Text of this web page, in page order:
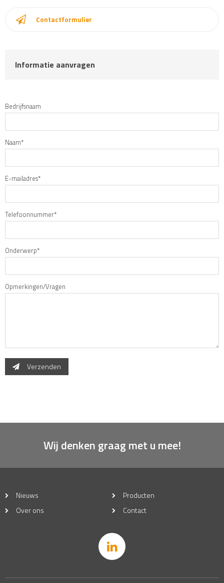
Contactformulier
Informatie aanvragen
Bedrijfsnaam
Naam*
E-mailadres*
Telefoonnummer*
Onderwerp*
Opmerkingen/Vragen
Verzenden
Wij denken graag met u mee!
Nieuws
Producten
Over ons
Contact